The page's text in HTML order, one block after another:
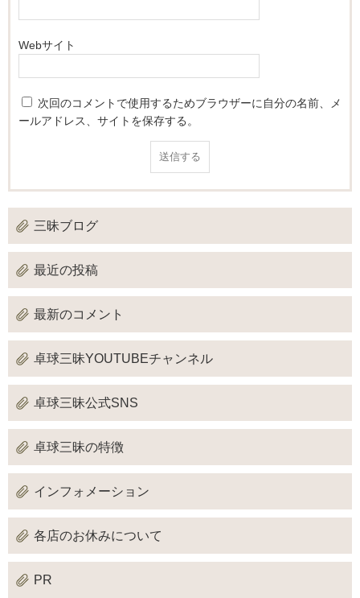
Webサイト
次回のコメントで使用するためブラウザーに自分の名前、メ
ールアドレス、サイトを保存する。
三昧ブログ
最近の投稿
最新のコメント
卓球三昧YOUTUBEチャンネル
卓球三昧公式SNS
卓球三昧の特徴
インフォメーション
各店のお休みについて
PR